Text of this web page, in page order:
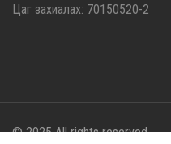
Цаг захиалах: 70150520-2
© 2025 All rights reserved.